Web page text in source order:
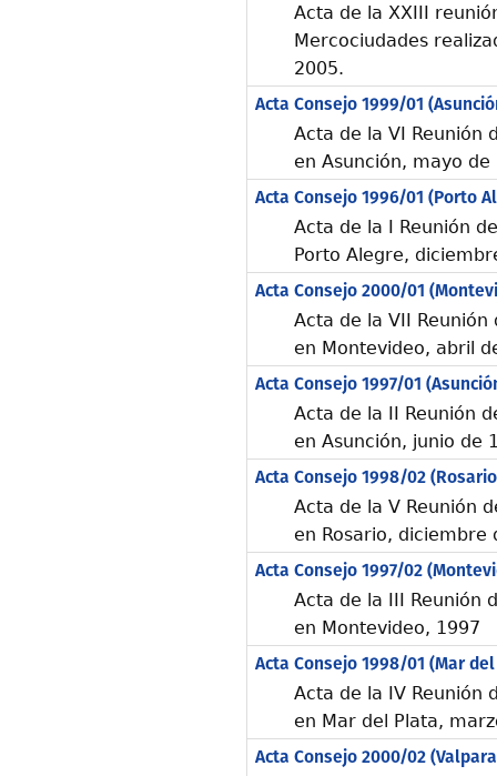
Acta de la XXIII
Mercociudades
2005.
Acta Consejo 1999/01
Acta de la VI Reunión
en Asunción, mayo de
Acta Consejo 1996/01 (Porto
Acta de la I Reunión
Porto Alegre,
Acta Consejo 2000/01
Acta de la VII Reunión
en Montevideo, abril
Acta Consejo 1997/01
Acta de la II Reunión
en Asunción, junio de
Acta Consejo 1998/02
Acta de la V Reunión
en Rosario, diciembre
Acta Consejo 1997/02
Acta de la III Reunión
en Montevideo, 1997
Acta Consejo 1998/01 (Mar
Acta de la IV Reunión
en Mar del Plata,
Acta Consejo 2000/02